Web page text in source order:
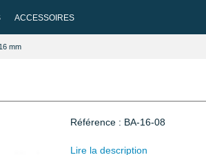
ACCESSOIRES
mm
Référence : BA-16-08
Lire la description